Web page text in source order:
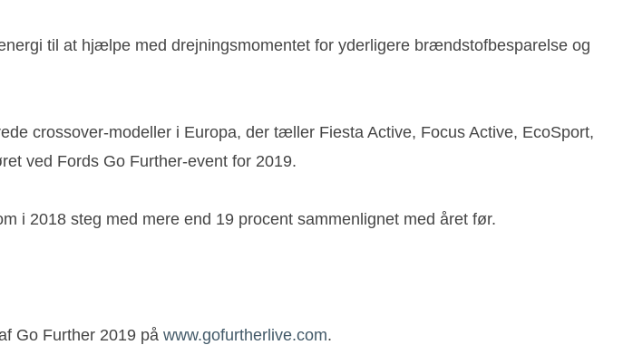
til at hjælpe med drejningsmomentet for yderligere brændstofbesparelse og
crossover-modeller i Europa, der tæller Fiesta Active, Focus Active, EcoSport,
ved Fords Go Further-event for 2019.
i 2018 steg med mere end 19 procent sammenlignet med året før.
Go Further 2019 på www.gofurtherlive.com.